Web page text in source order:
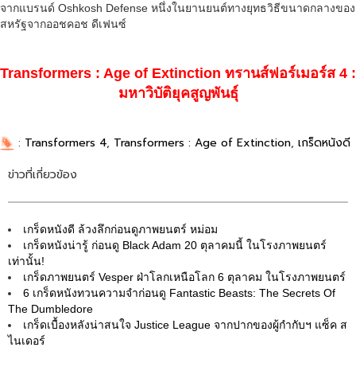
จากแบรนด์ Oshkosh Defense หนึ่งในยานยนต์ทางยุทธวิธีขนาดกลางของ
สหรัฐจากออชคอช ดีเฟนซ์
Transformers : Age of Extinction ทรานส์ฟอร์เมอร์ส 4 :
มหาวิบัติยุคสูญพันธุ์
: Transformers 4, Transformers : Age of Extinction, เกร็ดหนังดี
ข่าวที่เกี่ยวข้อง
เกร็ดหนังดี ล้วงลึกก่อนดูภาพยนตร์ หม่อม
เกร็ดหนังน่ารู้ ก่อนดู Black Adam 20 ตุลาคมนี้ ในโรงภาพยนตร์
เท่านั้น!
เกร็ดภาพยนตร์ Vesper ฝ่าโลกเหนือโลก 6 ตุลาคม ในโรงภาพยนตร์
6 เกร็ดหนังทวนความจำก่อนดู Fantastic Beasts: The Secrets Of
The Dumbledore
เกร็ดเบื้องหลังน่าสนใจ Justice League จากปากของผู้กำกับฯ แซ็ค ส
ไนเดอร์